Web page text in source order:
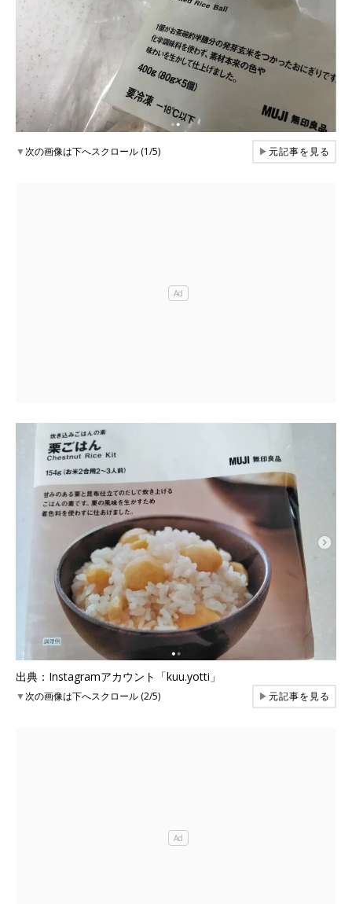
▼次の画像は下へスクロール (1/5) ▶元記事を見る
出典：Instagramアカウント「kuu.yotti」
▼次の画像は下へスクロール (2/5) ▶元記事を見る